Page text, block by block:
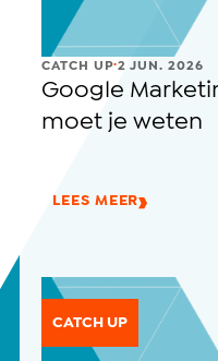
CATCH UP.2 JUN. 2026
Google
moet je weten
LEES MEER
CATCH UP